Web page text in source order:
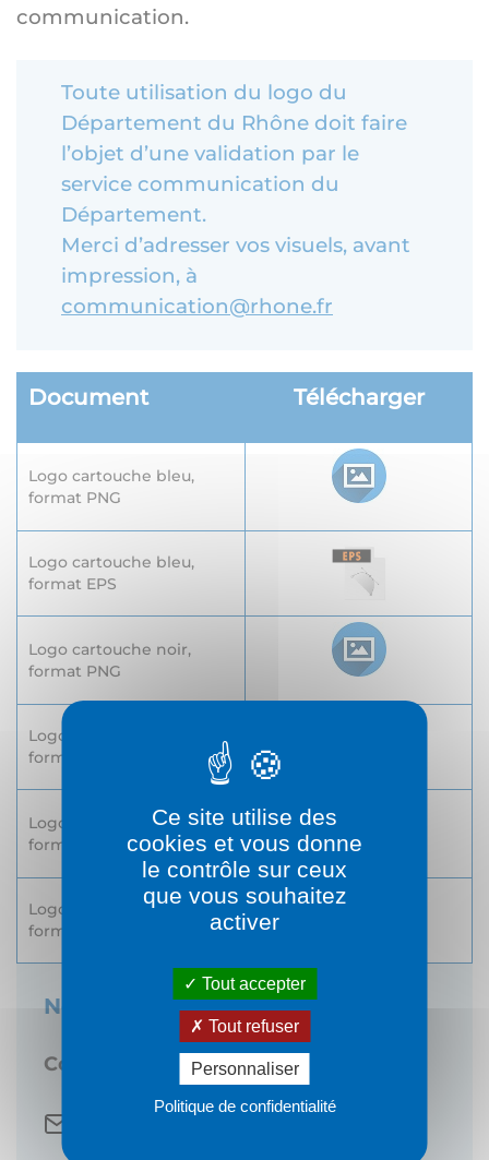
communication.
Toute utilisation du logo du
Département du Rhône doit faire
l’objet d’une validation par le
service communication du
Département.
Merci d’adresser vos visuels, avant
impression, à
communication@rhone.fr
Document Télécharger
Logo cartouche bleu,
format PNG
Logo cartouche bleu,
format EPS
Logo cartouche noir,
format PNG
Logo cartouche noir,
format EPS
Logo cartouche blanc,
format PNG
Logo cartouche blanc,
format EPS
Nous contacter
Communication
communication@rhone.fr
Ce site utilise des
cookies et vous donne
le contrôle sur ceux
que vous souhaitez
activer
Tout accepter
Tout refuser
Personnaliser
Politique de confidentialité